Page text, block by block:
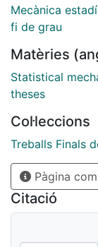
aimed at
Section V
personal
Mecànica
fi de grau
Matèries
Statistical
theses
Col·leccions
Treballs Finals
Pàgina
Citació